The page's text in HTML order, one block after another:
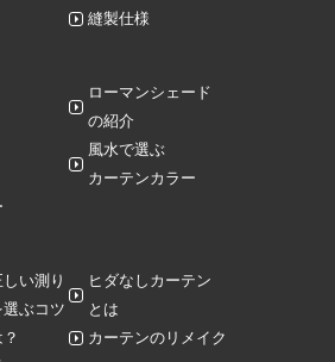
縫製仕様
ローマンシェード
の紹介
風水で選ぶ
カーテンカラー
い測り
ぶコツ
ヒダなしカーテン
とは
カーテンのリメイク